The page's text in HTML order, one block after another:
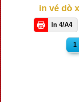
in vé dò
In 4/A4
1